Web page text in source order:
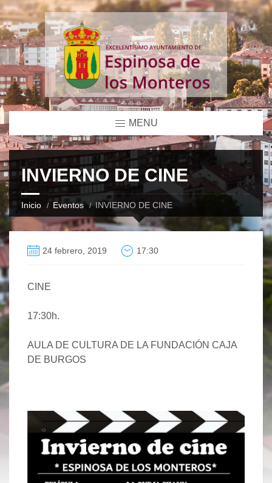
MENU
INVIERNO DE CINE
Inicio Eventos INVIERNO DE CINE
24 febrero, 2019 17:30
CINE
17:30h.
AULA DE CULTURA DE LA FUNDACIÓN CAJA
DE BURGOS